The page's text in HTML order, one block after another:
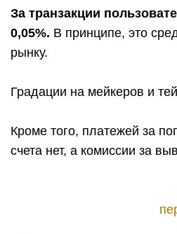
За транзакции
0,05%. В принципе, это
рынку.
Градации на мейкеров и
Кроме того, платежей за
счета нет, а комиссии за